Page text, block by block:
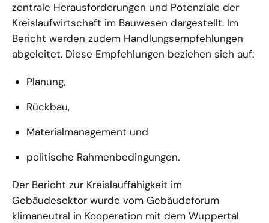
zentrale Herausforderungen und Potenziale der
Kreislaufwirtschaft im Bauwesen dargestellt. Im
Bericht werden zudem Handlungsempfehlungen
abgeleitet. Diese Empfehlungen beziehen sich auf:
Planung,
Rückbau,
Materialmanagement und
politische Rahmenbedingungen.
Der Bericht zur Kreislauffähigkeit im
Gebäudesektor wurde vom Gebäudeforum
klimaneutral in Kooperation mit dem Wuppertal